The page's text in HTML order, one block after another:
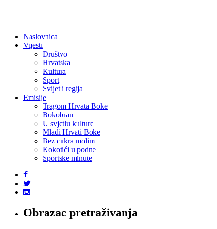
Naslovnica
Vijesti
Društvo
Hrvatska
Kultura
Sport
Svijet i regija
Emisije
Tragom Hrvata Boke
Bokobran
U svjetlu kulture
Mladi Hrvati Boke
Bez cukra molim
Kokotići u podne
Sportske minute
Obrazac pretraživanja